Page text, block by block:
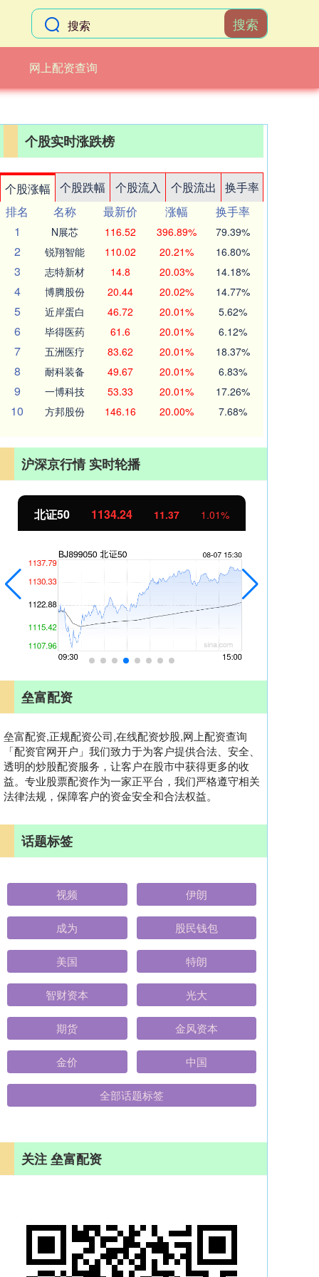
搜索
网上配资查询
个股实时涨跌榜
个股涨幅 个股跌幅 个股流入 个股流出
换手率
排名
名称 最新价 涨幅
换手率
1
N展芯 116.52 396.89% 79.39%
2 锐翔智能 110.02 20.21% 16.80%
3 志特新材 14.8 20.03% 14.18%
4 博腾股份 20.44 20.02% 14.77%
5 近岸蛋白 46.72 20.01% 5.62%
6 毕得医药 61.6 20.01% 6.12%
7 五洲医疗 83.62 20.01% 18.37%
8 耐科装备 49.67 20.01% 6.83%
9 一博科技 53.33 20.01% 17.26%
10 方邦股份 146.16 20.00% 7.68%
沪深京行情 实时轮播
北证50 1134.24 11.37 1.01%
垒富配资
垒富配资,正规配资公司,在线配资炒股,网上配资查询
「配资官网开户」我们致力于为客户提供合法、安全、
透明的炒股配资服务，让客户在股市中获得更多的收
益。专业股票配资作为一家正平台，我们严格遵守相关
法律法规，保障客户的资金安全和合法权益。
话题标签
视频 伊朗
成为 股民钱包
美国 特朗
智财资本 光大
期货 金风资本
金价 中国
全部话题标签
关注 垒富配资